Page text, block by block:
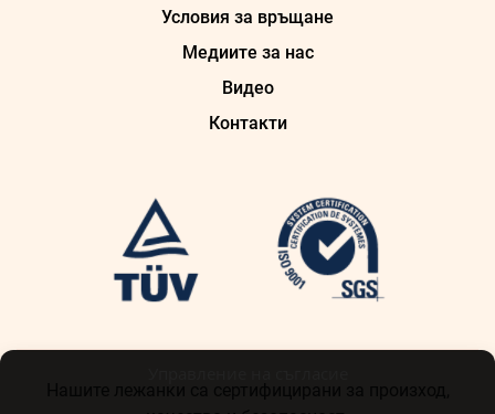
Условия за връщане
Медиите за нас
Видео
Контакти
Нашите лежанки са сертифицирани за произход,